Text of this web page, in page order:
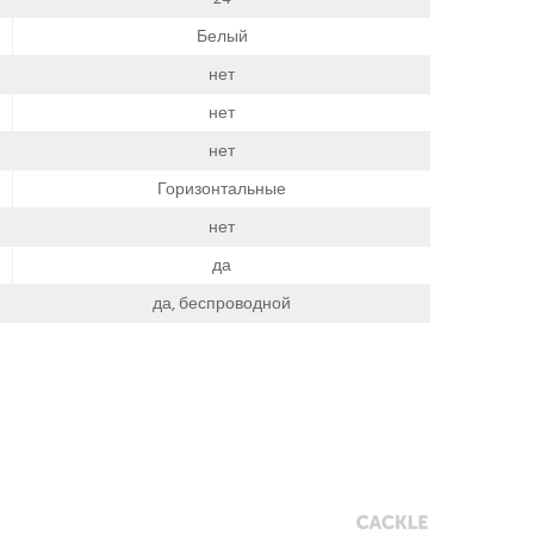
Белый
нет
нет
нет
Горизонтальные
нет
да
да, беспроводной